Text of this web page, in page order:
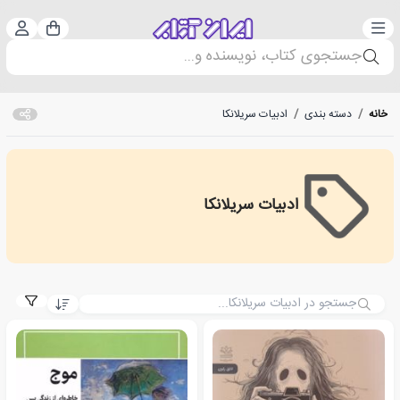
دسته‌بندی سبد
جستجوی کتاب، نویسنده و...
خانه / دسته بندی / ادبیات سریلانکا
ادبیات سریلانکا
ادبیات سریلانکا